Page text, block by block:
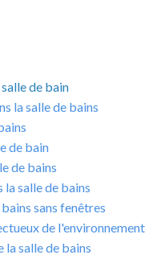
de bain
la salle de bains
de bain
de bains
salle de bains
sans fenêtres
de l'environnement
la salle de bains